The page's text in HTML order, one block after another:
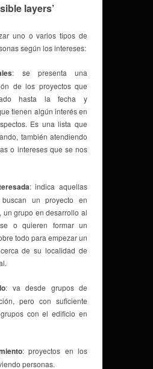
layers’
uno o varios tipos de
según los intereses:
: se presenta una
de los proyectos que
hasta la fecha y
tienen algún interés en
Es una lista que
también atendiendo
o intereses que se nos
: indica aquellas
un proyecto en
un grupo en desarrollo al
o quieren formar un
todo para empezar un
de su localidad de
: va desde grupos de
pero con suficiente
con el edificio en
: proyectos en los
personas.